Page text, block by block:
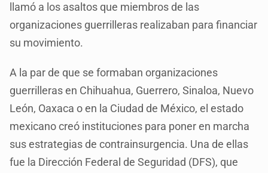
llamó a los asaltos que miembros de las
organizaciones guerrilleras realizaban para financiar
su movimiento.
A la par de que se formaban organizaciones
guerrilleras en Chihuahua, Guerrero, Sinaloa, Nuevo
León, Oaxaca o en la Ciudad de México, el estado
mexicano creó instituciones para poner en marcha
sus estrategias de contrainsurgencia. Una de ellas
fue la Dirección Federal de Seguridad (DFS), que